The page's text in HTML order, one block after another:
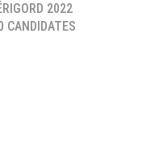
2022
CANDIDATES